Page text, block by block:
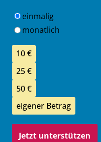
Einen Intervall auswählen
einmalig
monatlich
Spendenbetrag
10 €
25 €
50 €
eigener Betrag
Jetzt unterstützen